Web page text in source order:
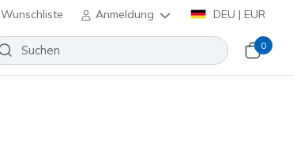
Wunschliste Anmeldung DEU | EUR
0